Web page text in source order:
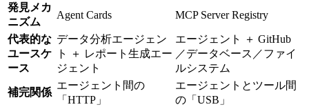
発見メカ
ニズム
Agent Cards MCP Server Registry
代表的な
ユースケ
ース
データ分析エージェン
ト ＋ レポート生成エー
ジェント
エージェント ＋ GitHub
／データベース／ファイ
ルシステム
補完関係
エージェント間の
「HTTP」
エージェントとツール間
の「USB」